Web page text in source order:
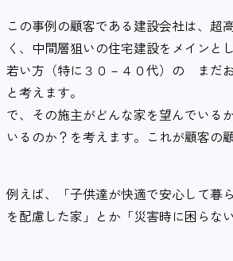
この事例の顧客である建設会社は、超
く、中間層狙いの住宅建設をメインと
若い方（特に３０－４０代）の まだ
と考えます。
で、その施主がどんな家を望んでいる
いるのか？を考えます。これが顧客の
例えば、「子供達が快適で安心して暮
を配慮した家」とか「災害時に困らな